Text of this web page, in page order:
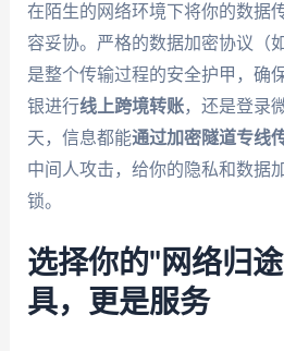
在陌生的网络环境下将你的数据
容妥协。严格的数据加密协议（
是整个传输过程的安全护甲，确
银进行线上跨境转账，还是登录
天，信息都能通过加密隧道专线
中间人攻击，给你的隐私和数据
锁。
选择你的"网络归
具，更是服务